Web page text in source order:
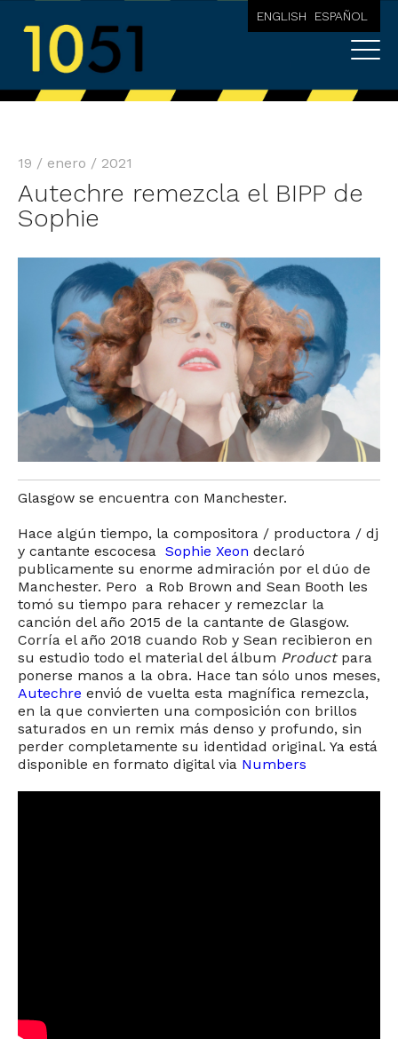
ENGLISH ESPAÑOL
19 / enero / 2021
Autechre remezcla el BIPP de
Sophie
Glasgow se encuentra con Manchester.
Hace algún tiempo, la compositora / productora / dj
y cantante escocesa Sophie Xeon declaró
publicamente su enorme admiración por el dúo de
Manchester. Pero a Rob Brown and Sean Booth les
tomó su tiempo para rehacer y remezclar la
canción del año 2015 de la cantante de Glasgow.
Corría el año 2018 cuando Rob y Sean recibieron en
su estudio todo el material del álbum Productpara
ponerse manos a la obra. Hace tan sólo unos meses,
Autechre envió de vuelta esta magnífica remezcla,
en la que convierten una composición con brillos
saturados en un remix más denso y profundo, sin
perder completamente su identidad original. Ya está
disponible en formato digital via Numbers